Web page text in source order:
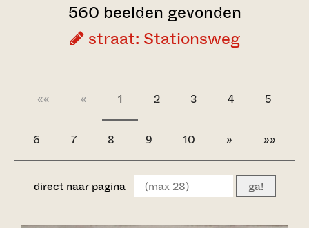
560 beelden gevonden
straat: Stationsweg
«« « 1 2 3 4 5
6 7 8 9 10 » »»
direct naar pagina ga!